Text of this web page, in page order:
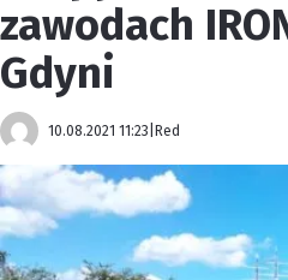
zawodach
Gdyni
10.08.2021 11:23 Red